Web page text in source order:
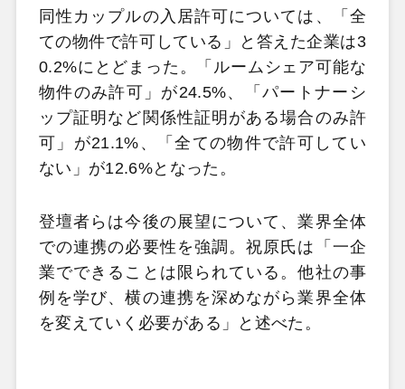
同性カップルの入居許可については、「全
ての物件で許可している」と答えた企業は3
0.2%にとどまった。「ルームシェア可能な
物件のみ許可」が24.5%、「パートナーシ
ップ証明など関係性証明がある場合のみ許
可」が21.1%、「全ての物件で許可してい
ない」が12.6%となった。
登壇者らは今後の展望について、業界全体
での連携の必要性を強調。祝原氏は「一企
業でできることは限られている。他社の事
例を学び、横の連携を深めながら業界全体
を変えていく必要がある」と述べた。